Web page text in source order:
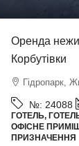
Оренда
Корбутівки
Гідропарк,
№: 24088
ГОТЕЛЬ,
ОФІСНЕ
ПРИЗНАЧЕННЯ